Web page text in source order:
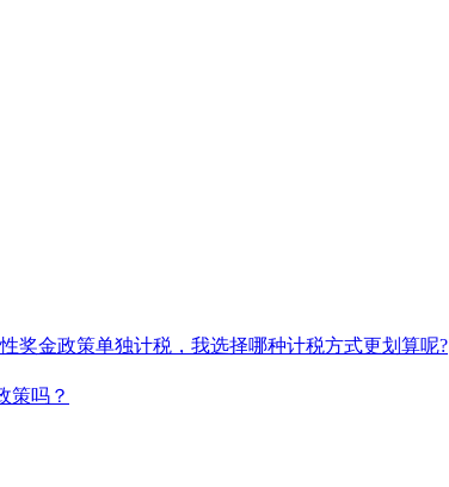
奖金政策单独计税，我选择哪种计税方式更划算呢?
策吗？